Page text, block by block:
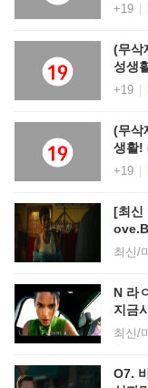
+19
(무삭
성생
+19
(무삭
생활!
+19
[최신
5
최신/
N 라ㅇ1
최신/
O7. 비밀